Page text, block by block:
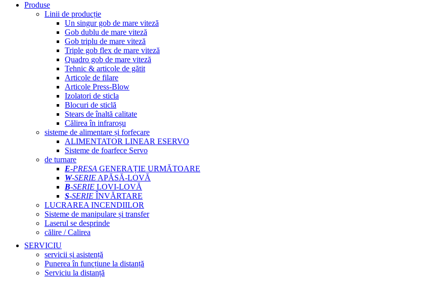
Produse
Linii de producție
Un singur gob de mare viteză
Gob dublu de mare viteză
Gob triplu de mare viteză
Triple gob flex de mare viteză
Quadro gob de mare viteză
Tehnic & articole de gătit
Articole de filare
Articole Press-Blow
Izolatori de sticla
Blocuri de sticlă
Stears de înaltă calitate
Călirea în infraroșu
sisteme de alimentare și forfecare
ALIMENTATOR LINEAR ESERVO
Sisteme de foarfece Servo
de turnare
E-PRESA GENERAȚIE URMĂTOARE
W-SERIE APĂSĂ-LOVĂ
B-SERIE LOVI-LOVĂ
S-SERIE ÎNVĂRTARE
LUCRAREA INCENDIILOR
Sisteme de manipulare și transfer
Laserul se desprinde
călire / Calirea
SERVICIU
servicii și asistență
Punerea în funcțiune la distanță
Serviciu la distanță